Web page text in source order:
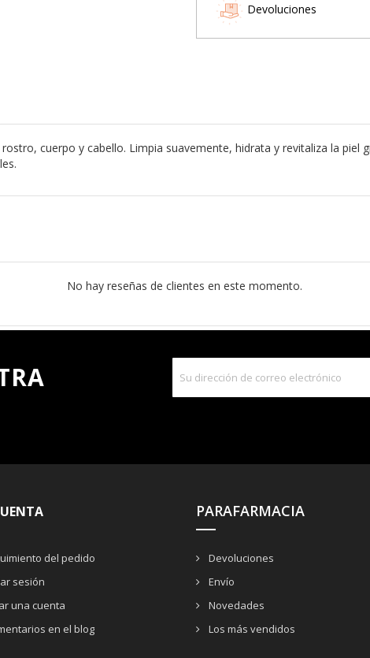
Devoluciones
cuerpo y cabello. Limpia suavemente, hidrata y revitaliza la piel
No hay reseñas de clientes en este momento.
del pedido
sesión
una cuenta
en el blog
PARAFARMACIA
Devoluciones
Envío
Novedades
Los más vendidos